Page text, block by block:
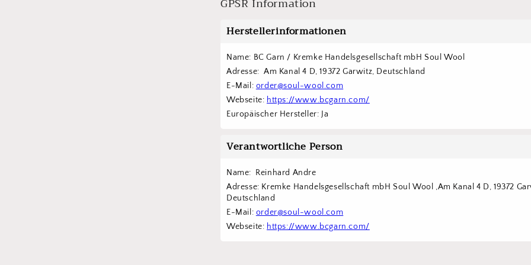
Herstellerinformationen
Name: BC Garn / Kremke Handelsgesellschaft mbH Soul Wool
Adresse:  Am Kanal 4 D, 19372 Garwitz, Deutschland
E-Mail: order@soul-wool.com
Webseite: https://www.bcgarn.com/
Europäischer Hersteller: Ja
Verantwortliche Person
Name:  Reinhard Andre
Adresse: Kremke Handelsgesellschaft mbH Soul Wool ,Am Kanal 4 D, 19372
Deutschland
E-Mail: order@soul-wool.com
Webseite: https://www.bcgarn.com/